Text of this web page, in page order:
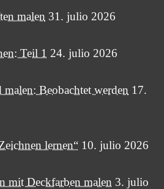
malen 31. julio 2026
Teil 1 24. julio 2026
Beobachtet werden 17.
lernen“ 10. julio 2026
mit Deckfarben malen 3. julio